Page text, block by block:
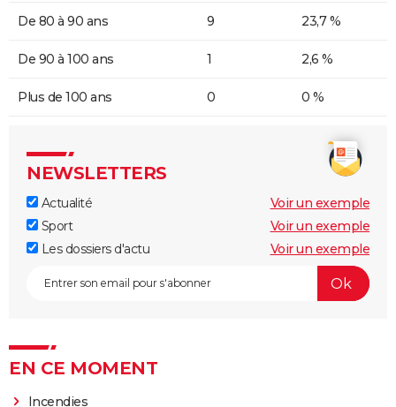
De 80 à 90 ans 9 23,7 %
De 90 à 100 ans 1 2,6 %
Plus de 100 ans 0 0 %
NEWSLETTERS
Actualité
Voir un exemple
Sport
Voir un exemple
Les dossiers d'actu
Voir un exemple
EN CE MOMENT
Incendies